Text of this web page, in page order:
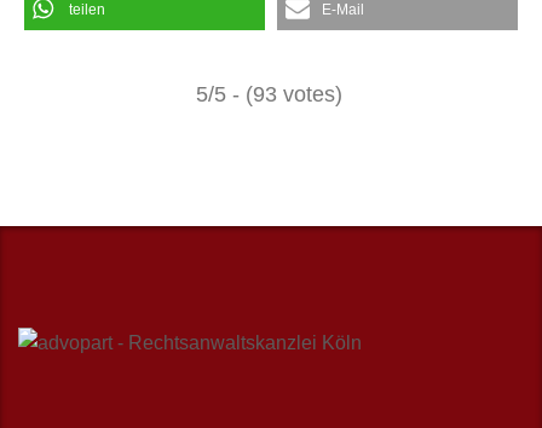
teilen E-Mail
5/5 - (93 votes)